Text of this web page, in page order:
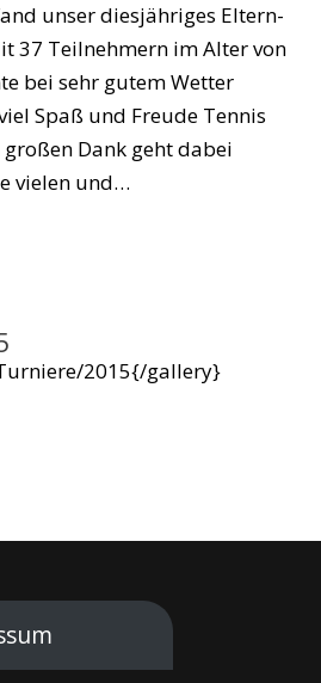
unser diesjähriges Eltern-
37 Teilnehmern im Alter von
bei sehr gutem Wetter
Spaß und Freude Tennis
Dank geht dabei
vielen und…
2015{/gallery}